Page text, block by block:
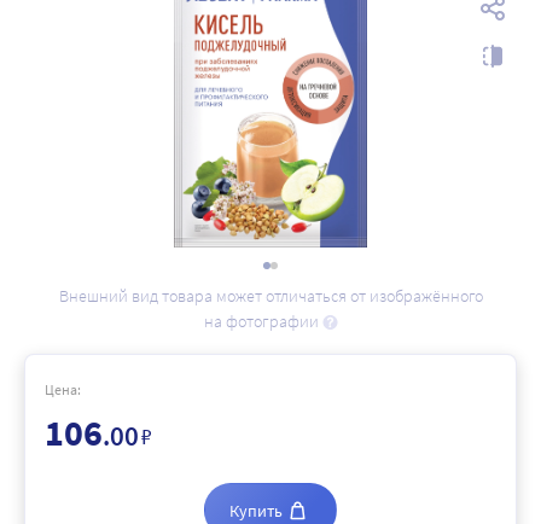
Внешний вид товара может отличаться от изображённого
на фотографии
Цена:
106.00₽
Купить